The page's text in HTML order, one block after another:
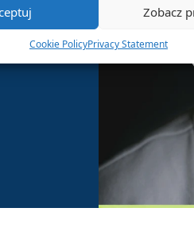
Zobacz
Cookie PolicyPrivacy Statement